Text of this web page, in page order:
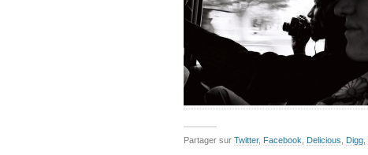
Partager sur Twitter, Facebook Delicious Digg